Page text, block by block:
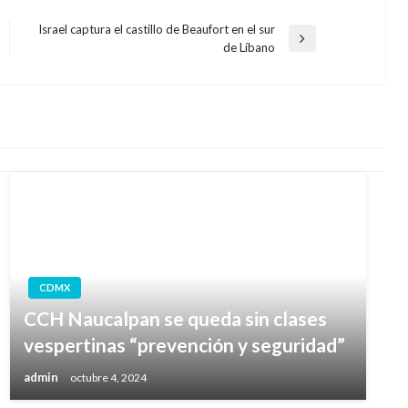
Israel captura el castillo de Beaufort en el sur
de Líbano
CDMX
CCH Naucalpan se queda sin clases
vespertinas “prevención y seguridad”
admin octubre 4, 2024